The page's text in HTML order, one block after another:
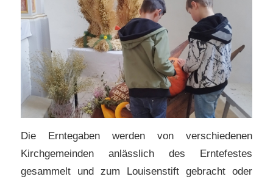
Die Erntegaben werden von verschiedenen
Kirchgemeinden anlässlich des Erntefestes
gesammelt und zum Louisenstift gebracht oder